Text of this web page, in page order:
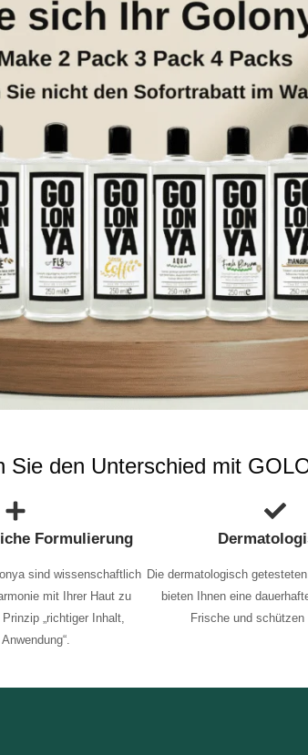
Sie den Unterschied mit
Formulierung
sind wissenschaftlich
mit Ihrer Haut zu
„richtiger Inhalt,
Die dermatologisch
bieten Ihnen eine
Frische und schützen